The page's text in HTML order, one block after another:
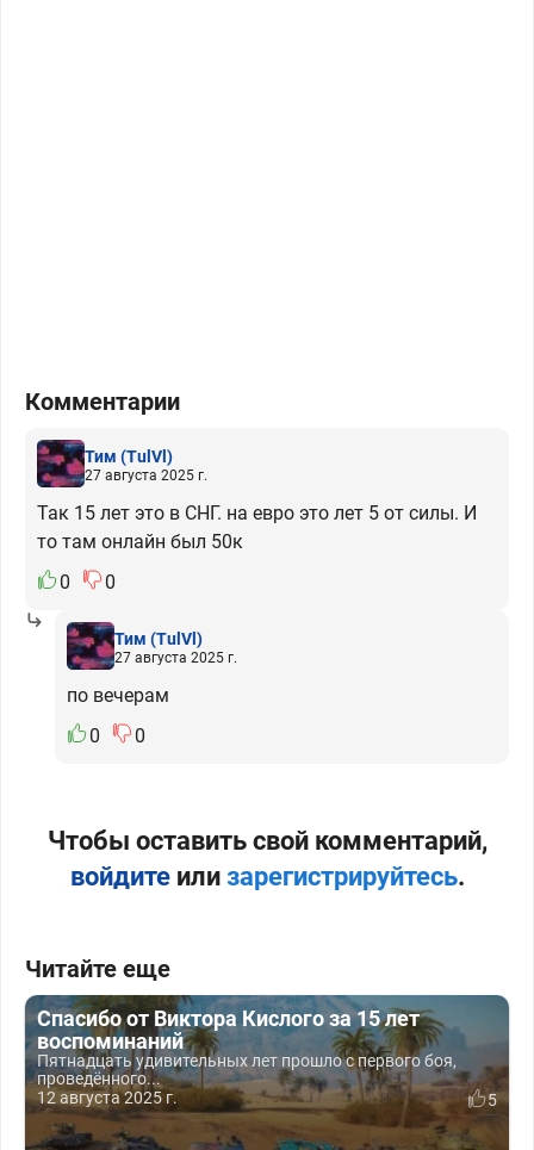
Комментарии
Тим (TulVl)
27 августа 2025 г.
Так 15 лет это в СНГ. на евро это лет 5 от силы. И
то там онлайн был 50к
0
0
Тим (TulVl)
27 августа 2025 г.
по вечерам
0
0
Чтобы оставить свой комментарий,
войдитеили зарегистрируйтесь.
Читайте еще
Спасибо от Виктора Кислого за 15 лет
воспоминаний
Пятнадцать удивительных лет прошло с первого боя,
проведённого...
12 августа 2025 г.
5